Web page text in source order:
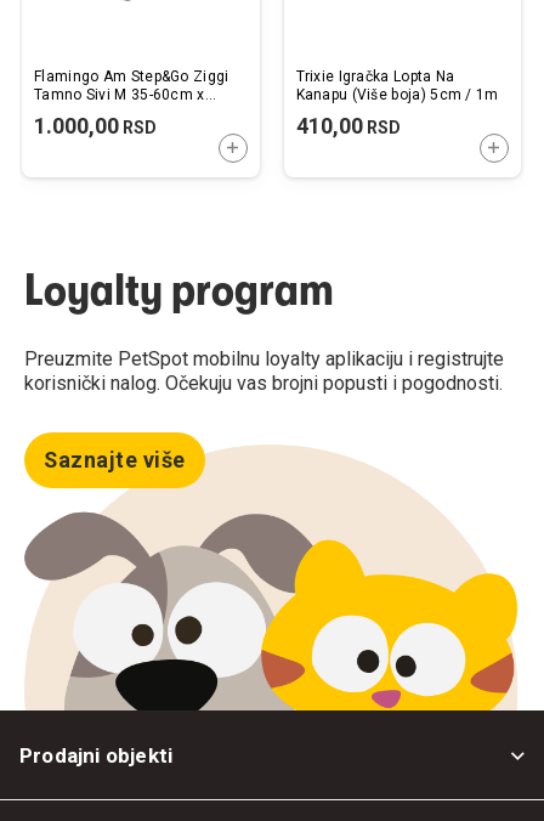
Flamingo Am Step&Go Ziggi
Tamno Sivi M 35-60cm x
1.000,00 RSD
DODAJTE U KORPU
Trixie Igračka Lopta Na
Kanapu (Više boja) 5cm / 1m
410,00RSD
Loyalty program
Preuzmite PetSpot mobilnu loyalty aplikaciju i registrujte
korisnički nalog. Očekuju vas brojni popusti i pogodnosti.
Saznajte više
Prodajni objekti